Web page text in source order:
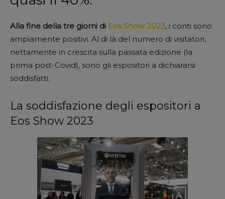
Alla fine della tre giorni di Eos Show 2023, i conti sono
ampiamente positivi. Al di là del numero di visitatori,
nettamente in crescita sulla passata edizione (la
prima post-Covid), sono gli espositori a dichiararsi
soddisfatti.
La soddisfazione degli espositori a
Eos Show 2023